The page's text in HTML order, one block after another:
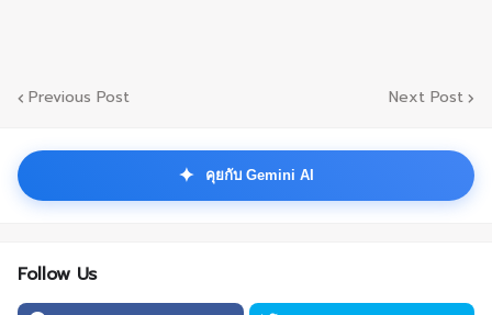
Previous Post Next Post
✦ คุยกับ Gemini AI
Follow Us